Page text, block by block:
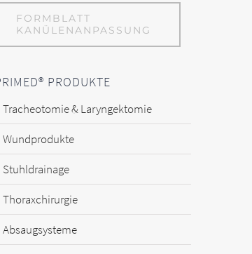
FORMBLATT
KANÜLENANPASSUNG
PRODUKTE
Tracheotomie & Laryngektomie
Wundprodukte
Stuhldrainage
Thoraxchirurgie
Absaugsysteme